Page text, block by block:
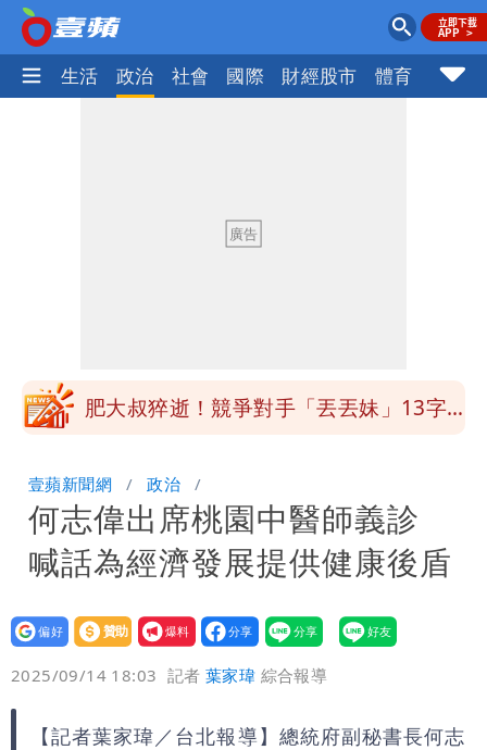
尚 生活 政治 社會 國際 財經股市 體育 壹蘋
過政府法律顧問
白海豚進逼！明日降雨熱區曝 今現37
「當台灣人金魚腦？」
肥大叔猝逝！競爭對手「丟丟妹」13字
舉 停用誰負責？
「民間買到1500萬劑BNT補疫苗缺
口」 徐巧芯：民進黨當年刻意阻擋
批綠藉慈濟遭詐「洗記憶」 張彤：疫苗
荒3+11台灣人沒有失憶
慈濟遭詐｜陳時中要別人道歉 黃建賓：
你敢不敢先面對自己責任
「小英男孩」涉貪洗錢起訴8個月首出
庭 他翻供不認貪污、洗錢
為何她能騙到慈濟？陳昱瑄背景超硬 當
壹蘋新聞網 政治
何志偉出席桃園中醫師義診
喊話為經濟發展提供健康後盾
設為
贊助
我要
爆料
2025/09/14 18:03 記者葉家瑋 綜合報導
【記者葉家瑋／台北報導】總統府副秘書長何志